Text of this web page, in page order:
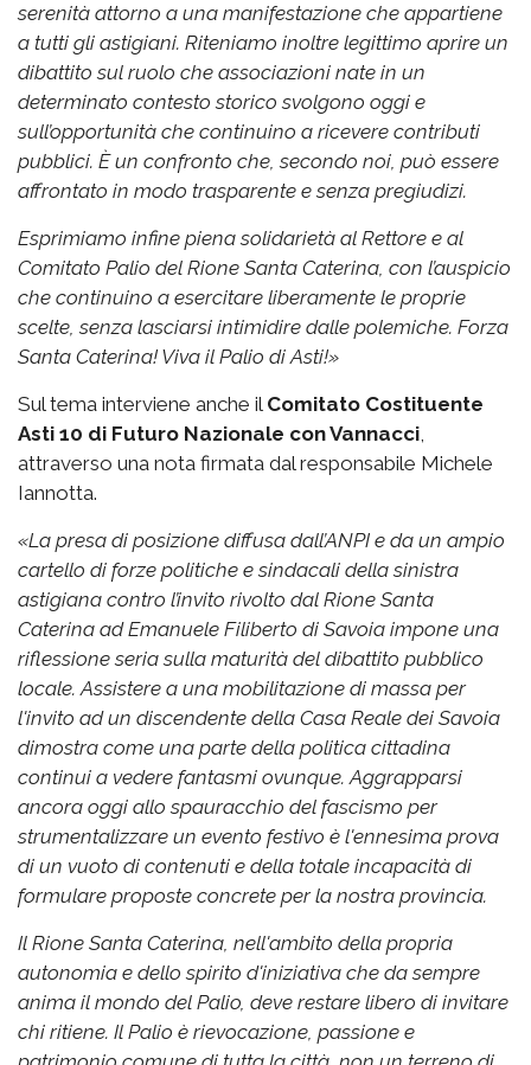
serenità attorno a una manifestazione che appartiene
a tutti gli astigiani. Riteniamo inoltre legittimo aprire un
dibattito sul ruolo che associazioni nate in un
determinato contesto storico svolgono oggi e
sull’opportunità che continuino a ricevere contributi
pubblici. È un confronto che, secondo noi, può essere
affrontato in modo trasparente e senza pregiudizi.
Esprimiamo infine piena solidarietà al Rettore e al
Comitato Palio del Rione Santa Caterina, con l’auspicio
che continuino a esercitare liberamente le proprie
scelte, senza lasciarsi intimidire dalle polemiche. Forza
Santa Caterina! Viva il Palio di Asti!»
Sul tema interviene anche il Comitato Costituente
Asti 10 di Futuro Nazionale con Vannacci
attraverso una nota firmata dal responsabile Michele
Iannotta.
«La presa di posizione diffusa dall’ANPI e da un ampio
cartello di forze politiche e sindacali della sinistra
astigiana contro l’invito rivolto dal Rione Santa
Caterina ad Emanuele Filiberto di Savoia impone una
riflessione seria sulla maturità del dibattito pubblico
locale. Assistere a una mobilitazione di massa per
l'invito ad un discendente della Casa Reale dei Savoia
dimostra come una parte della politica cittadina
continui a vedere fantasmi ovunque. Aggrapparsi
ancora oggi allo spauracchio del fascismo per
strumentalizzare un evento festivo è l'ennesima prova
di un vuoto di contenuti e della totale incapacità di
formulare proposte concrete per la nostra provincia.
Il Rione Santa Caterina, nell'ambito della propria
autonomia e dello spirito d'iniziativa che da sempre
anima il mondo del Palio, deve restare libero di invitare
chi ritiene. Il Palio è rievocazione, passione e